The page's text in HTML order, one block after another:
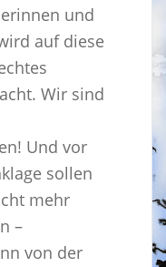
und
auf diese
Wir sind
Und vor
sollen
mehr
–
von der